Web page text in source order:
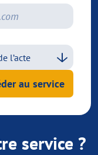
au service
service ?